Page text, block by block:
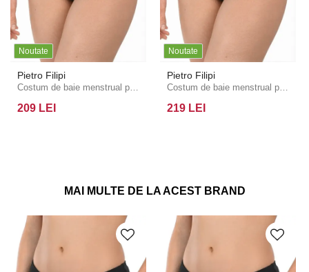
Noutate
Pietro Filipi
209 LEI
Noutate
Pietro Filipi
219 LEI
MAI MULTE DE LA ACEST BRAND